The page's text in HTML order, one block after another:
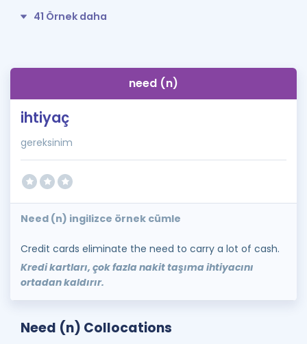
41 Örnek daha
need (n)
ihtiyaç
gereksinim
Need (n) ingilizce örnek cümle
Credit cards eliminate the need to carry a lot of cash.
Kredi kartları, çok fazla nakit taşıma ihtiyacını
ortadan kaldırır.
Need (n) Collocations